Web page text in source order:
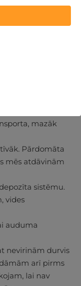
mazāk
Pārdomāta
mēs atdāvinām
sistēmu.
vides
auduma
nevirinām durvis
arī pirms
lai nav